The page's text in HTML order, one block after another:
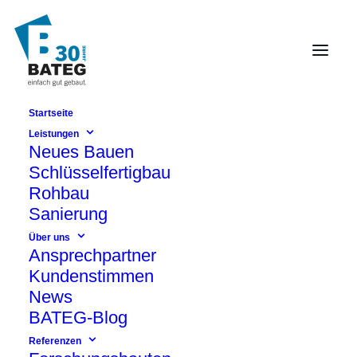
Startseite
Leistungen
Neues Bauen
Schlüsselfertigbau
Rohbau
Sanierung
Über uns
Ansprechpartner
Kundenstimmen
News
BATEG-Blog
Referenzen
Was macht eigentlich ein
Jungbauleiter bei BATEG?
Interview mit Jungbauleiter Andre
Buhlheller